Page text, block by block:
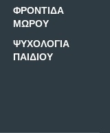
ΦΡΟΝΤΙΔΑ
ΜΩΡΟΥ
ΨΥΧΟΛΟΓΙΑ
ΠΑΙΔΙΟΥ